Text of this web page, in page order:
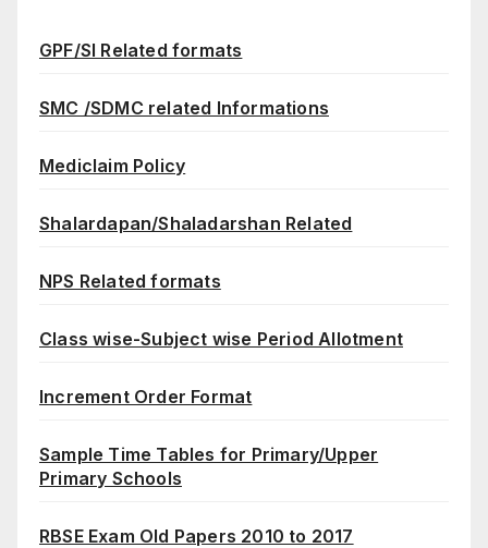
GPF/SI Related formats
SMC /SDMC related Informations
Mediclaim Policy
Shalardapan/Shaladarshan Related
NPS Related formats
Class wise-Subject wise Period Allotment
Increment Order Format
Sample Time Tables for Primary/Upper
Primary Schools
RBSE Exam Old Papers 2010 to 2017